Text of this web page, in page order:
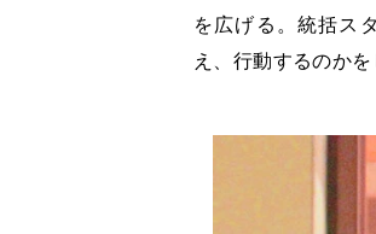
を広げる。統括ス
え、行動するのか